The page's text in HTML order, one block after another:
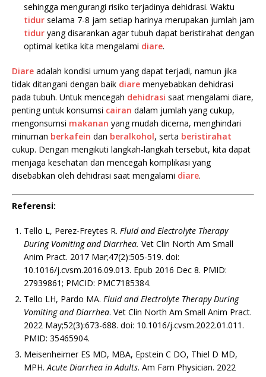
sehingga mengurangi risiko terjadinya dehidrasi. Waktu
tidur selama 7-8 jam setiap harinya merupakan jumlah jam
tidur yang disarankan agar tubuh dapat beristirahat dengan
optimal ketika kita mengalami diare.
Diare adalah kondisi umum yang dapat terjadi, namun jika
tidak ditangani dengan baik diare menyebabkan dehidrasi
pada tubuh. Untuk mencegah dehidrasi saat mengalami diare,
penting untuk konsumsi cairan dalam jumlah yang cukup,
mengonsumsi makanan yang mudah dicerna, menghindari
minuman berkafein dan beralkohol, serta beristirahat
cukup. Dengan mengikuti langkah-langkah tersebut, kita dapat
menjaga kesehatan dan mencegah komplikasi yang
disebabkan oleh dehidrasi saat mengalami diare.
Referensi:
Tello L, Perez-Freytes R. Fluid and Electrolyte Therapy
During Vomiting and Diarrhea. Vet Clin North Am Small
Anim Pract. 2017 Mar;47(2):505-519. doi:
10.1016/j.cvsm.2016.09.013. Epub 2016 Dec 8. PMID:
27939861; PMCID: PMC7185384.
Tello LH, Pardo MA. Fluid and Electrolyte Therapy During
Vomiting and Diarrhea. Vet Clin North Am Small Anim Pract.
2022 May;52(3):673-688. doi: 10.1016/j.cvsm.2022.01.011.
PMID: 35465904.
Meisenheimer ES MD, MBA, Epstein C DO, Thiel D MD,
MPH.Acute Diarrhea in Adults. Am Fam Physician. 2022